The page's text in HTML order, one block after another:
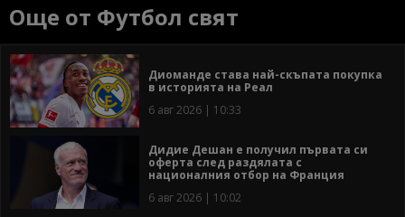
Още от Футбол свят
Диоманде става най-скъпата покупка
в историята на Реал
6 авг 2026 | 10:33
Дидие Дешан е получил първата си
оферта след раздялата с
националния отбор на Франция
6 авг 2026 | 10:02